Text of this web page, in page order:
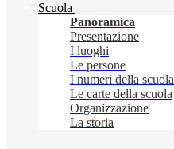
Scuola
Panoramica
Presentazione
I luoghi
Le persone
I numeri della scuola
Le carte della scuola
Organizzazione
La storia